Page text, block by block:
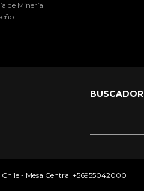
de Minería
BUSCADOR
- Mesa Central +56955042000